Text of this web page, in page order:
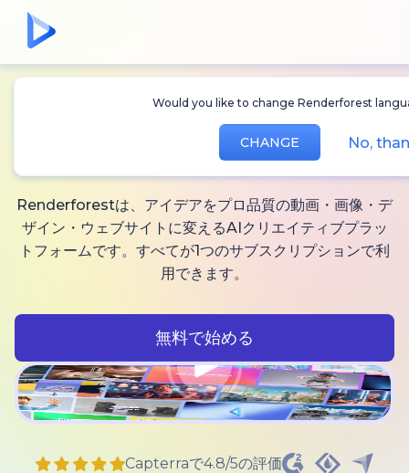
Would you like to change Renderforest
CHANGE No,
無制限に作れるAI動
画像と音声
Renderforestは、アイデアをプロ品質の動画・画像・デ
ザイン・ウェブサイトに変えるAIクリエイティブプラッ
トフォームです。すべてが1つのサブスクリプションで利
用できます。
無料で始める
Capterraで4.8/5の評価